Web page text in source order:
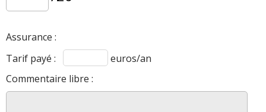
Assurance :
Tarif payé :
euros/an
Commentaire libre :